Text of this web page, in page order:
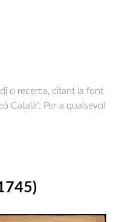
o recerca, citant la font
Català". Per a qualsevol